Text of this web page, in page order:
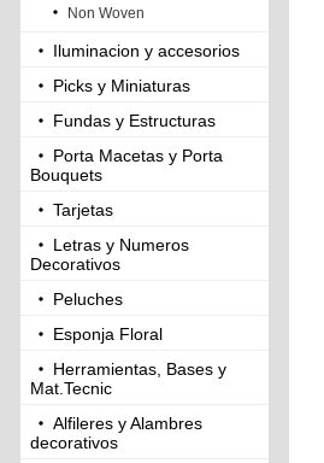
Non Woven
Iluminacion y accesorios
Picks y Miniaturas
Fundas y Estructuras
Porta Macetas y Porta
Bouquets
Tarjetas
Letras y Numeros
Decorativos
Peluches
Esponja Floral
Herramientas, Bases y
Mat.Tecnic
Alfileres y Alambres
decorativos